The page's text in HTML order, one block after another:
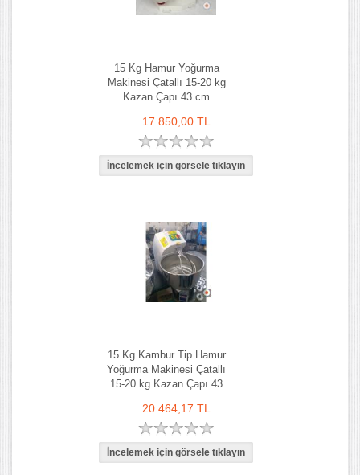
15 Kg Hamur Yoğurma
Makinesi Çatallı 15-20 kg
Kazan Çapı 43 cm
17.850,00 TL
15 Kg Kambur Tip Hamur
Yoğurma Makinesi Çatallı
15-20 kg Kazan Çapı 43
20.464,17 TL